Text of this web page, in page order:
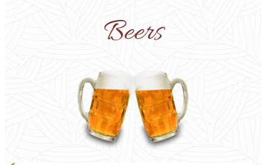
Beers